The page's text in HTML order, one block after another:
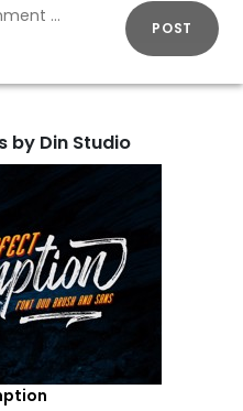
POST
by Din Studio